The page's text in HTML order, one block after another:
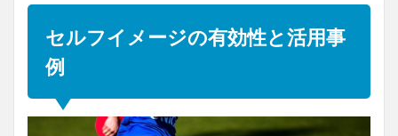
セルフイメージの有効性と活用事
例